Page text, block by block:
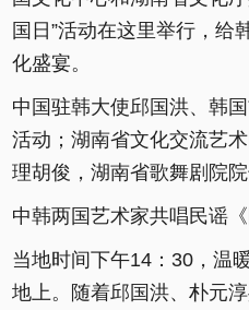
国日”活动在这里举行，给
化盛宴。
中国驻韩大使邱国洪、韩
活动；湖南省文化交流艺
理胡俊，湖南省歌舞剧院院
中韩两国艺术家共唱民谣《
当地时间下午14：30，温
地上。随着邱国洪、朴元